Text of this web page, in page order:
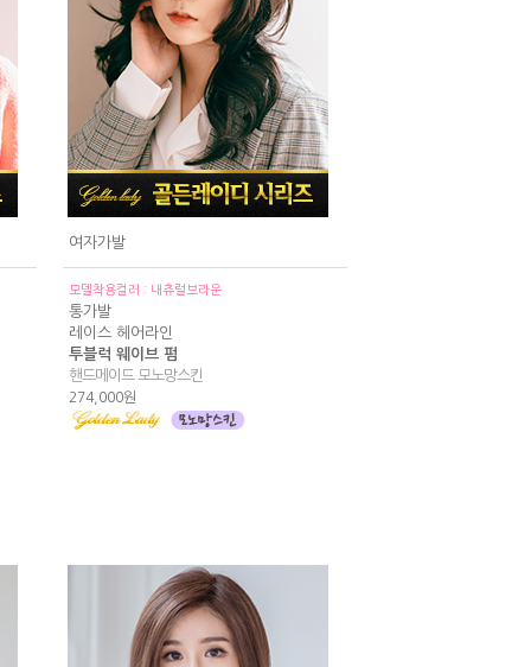
여자가발
모델착용컬러 : 내츄럴브라운
통가발
레이스 헤어라인
투블럭 웨이브 펌
핸드메이드 모노망스킨
274,000원